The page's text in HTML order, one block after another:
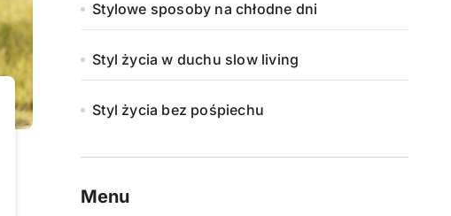
Stylowe sposoby na chłodne dni
Styl życia w duchu slow living
Styl życia bez pośpiechu
Menu